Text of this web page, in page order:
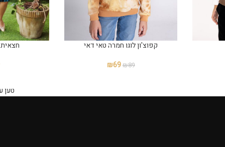
קפוצ'ון לוגו חמרה טאי דאי
₪89
₪69
טען